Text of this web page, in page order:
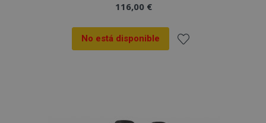
116,00 €
No está disponible